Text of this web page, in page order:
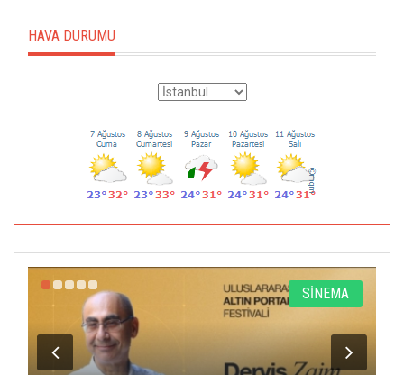
HAVA DURUMU
SİNEMA